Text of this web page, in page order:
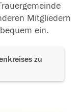
Mitgliedern
ein.
zu